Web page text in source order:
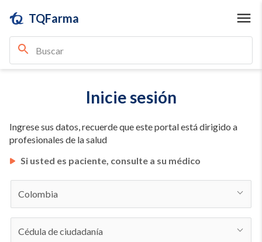
TQFarma
Inicie sesión
Ingrese sus datos, recuerde que este portal está dirigido a
profesionales de la salud
Si usted es paciente, consulte a su médico